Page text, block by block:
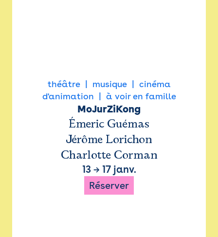
théâtre musique
cinéma
d'animation
à voir en famille
MoJurZiKong
Émeric Guémas
Jérôme Lorichon
Charlotte Corman
13→ 17 janv.
Réserver